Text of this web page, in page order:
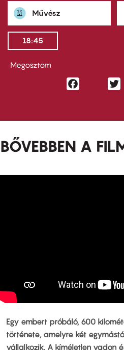
Művész
18:45
Megosztom
Facebook
BŐVEBBEN A
Egy embert próbáló, 600
története, amelyre két
vállalkozik. A kíméletlen vadon